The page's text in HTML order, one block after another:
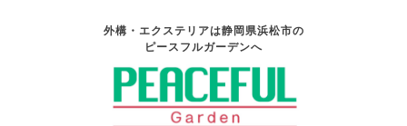
外構・エクステリアは静岡県浜松市の
ピースフルガーデンへ